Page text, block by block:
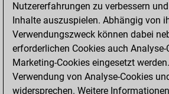
Freitag,
Dezember 13,
2024
You created
your Fritz account
Nutzererfahrungen zu verbessern
Inhalte auszuspielen. Abhängig von
Verwendungszweck können dabei
erforderlichen Cookies auch
Marketing-Cookies eingesetzt werden.
Verwendung von Analyse-Cookies
widersprechen. Weitere